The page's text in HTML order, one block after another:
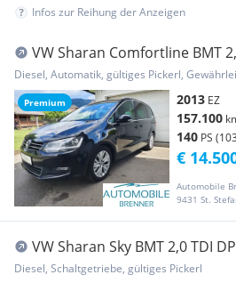
Infos zur Reihung der Anzeigen
Premium
VW Sharan Comfortline BMT
Diesel, Automatik, gültiges Pickerl,
2013 EZ
157.100
140 PS
Automobile
9431 St.
€
VW Sharan Sky BMT 2,0 TDI
Diesel, Schaltgetriebe, gültiges Pickerl